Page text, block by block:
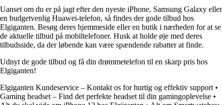
Uanset om du er på jagt efter den nyeste iPhone, Samsung Galaxy eller
en budgetvenlig Huawei-telefon, så findes der gode tilbud hos
Elgiganten. Besøg deres hjemmeside eller en butik i nærheden for at se
de aktuelle tilbud på mobiltelefoner. Husk at holde øje med deres
tilbudsside, da der løbende kan være spændende rabatter at finde.
Udnyt de gode tilbud og få din drømmetelefon til en skarp pris hos
Elgiganten!
Elgiganten Kundeservice – Kontakt os for hurtig og effektiv support •
Gaming headset – Find det perfekte headset til din gamingoplevelse •